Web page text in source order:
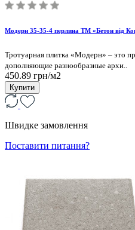
Модерн 35-35-4 перлина ТМ «Бетон від
Тротуарная плитка «Модерн» – это
дополняющие разнообразные архи..
450.89 грн/м2
Купити
Швидке замовлення
Поставити питання?